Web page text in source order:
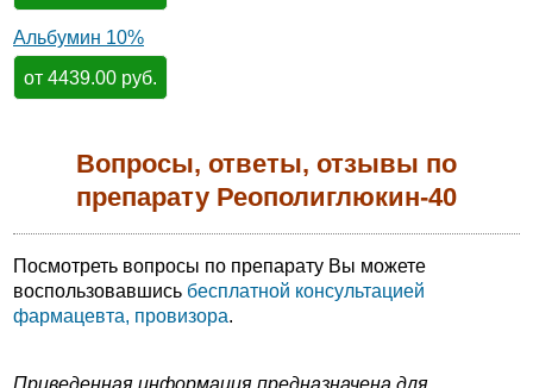
Альбумин 10%
от 4439.00 руб.
Вопросы, ответы, отзывы по
препарату Реополиглюкин-40
Посмотреть вопросы по препарату Вы можете
воспользовавшись бесплатной консультацией
фармацевта, провизора.